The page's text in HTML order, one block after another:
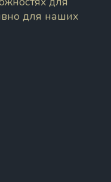
для наших